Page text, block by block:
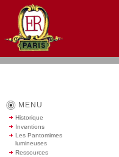
MENU
Historique
Inventions
Les Pantomimes
lumineuses
Ressources